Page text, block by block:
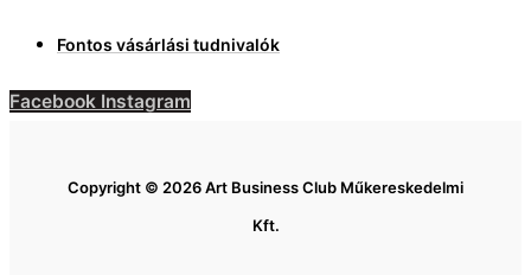
Fontos vásárlási tudnivalók
Facebook Instagram
Copyright © 2026 Art Business Club Műkereskedelmi
Kft.